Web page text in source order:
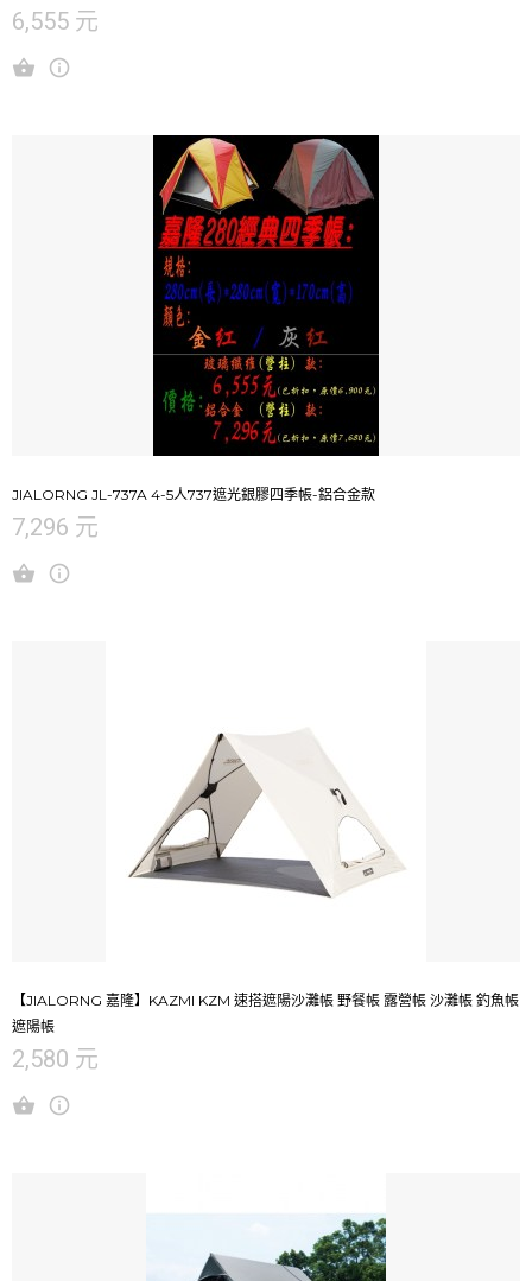
6,555 元
JIALORNG JL-737A 4-5人737遮光銀膠四季帳-鋁合金款
7,296 元
【JIALORNG 嘉隆】KAZMI KZM 速搭遮陽沙灘帳 野餐帳 露營帳 沙灘帳 釣魚帳
遮陽帳
2,580 元